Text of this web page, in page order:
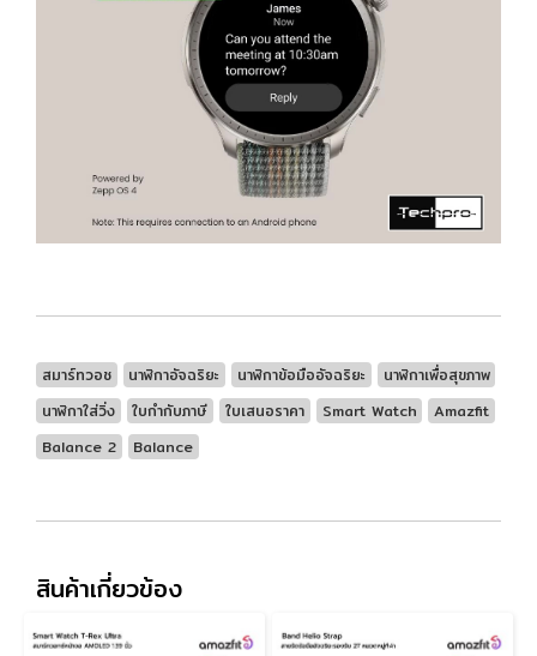
สมาร์ทวอช นาฬิกาอัจฉริยะ นาฬิกาข้อมืออัจฉริยะ
นาฬิกาเพื่อสุขภาพ
นาฬิกาใส่วิ่ง
ใบกำกับภาษี ใบเสนอราคา Smart Watch
Amazfit
Balance 2
Balance
สินค้าเกี่ยวข้อง